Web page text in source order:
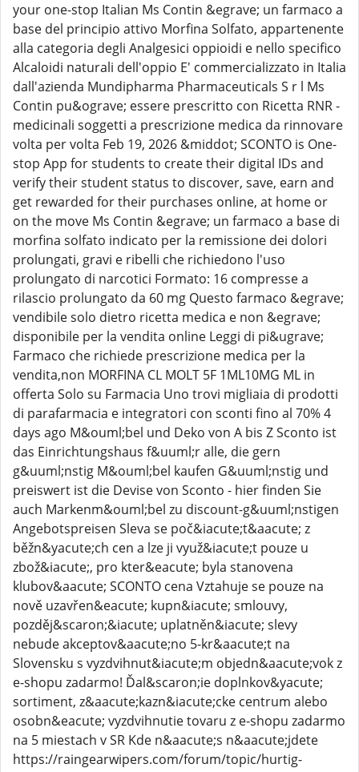
your one-stop Italian Ms Contin &egrave; un farmaco a
base del principio attivo Morfina Solfato, appartenente
alla categoria degli Analgesici oppioidi e nello specifico
Alcaloidi naturali dell'oppio E' commercializzato in Italia
dall'azienda Mundipharma Pharmaceuticals S r l Ms
Contin pu&ograve; essere prescritto con Ricetta RNR -
medicinali soggetti a prescrizione medica da rinnovare
volta per volta Feb 19, 2026 &middot; SCONTO is One-
stop App for students to create their digital IDs and
verify their student status to discover, save, earn and
get rewarded for their purchases online, at home or
on the move Ms Contin &egrave; un farmaco a base di
morfina solfato indicato per la remissione dei dolori
prolungati, gravi e ribelli che richiedono l'uso
prolungato di narcotici Formato: 16 compresse a
rilascio prolungato da 60 mg Questo farmaco &egrave;
vendibile solo dietro ricetta medica e non &egrave;
disponibile per la vendita online Leggi di pi&ugrave;
Farmaco che richiede prescrizione medica per la
vendita,non MORFINA CL MOLT 5F 1ML10MG ML in
offerta Solo su Farmacia Uno trovi migliaia di prodotti
di parafarmacia e integratori con sconti fino al 70% 4
days ago M&ouml;bel und Deko von A bis Z Sconto ist
das Einrichtungshaus f&uuml;r alle, die gern
g&uuml;nstig M&ouml;bel kaufen G&uuml;nstig und
preiswert ist die Devise von Sconto - hier finden Sie
auch Markenm&ouml;bel zu discount-g&uuml;nstigen
Angebotspreisen Sleva se poč&iacute;t&aacute; z
běžn&yacute;ch cen a lze ji využ&iacute;t pouze u
zbož&iacute;, pro kter&eacute; byla stanovena
klubov&aacute; SCONTO cena Vztahuje se pouze na
nově uzavřen&eacute; kupn&iacute; smlouvy,
pozděj&scaron;&iacute; uplatněn&iacute; slevy
nebude akceptov&aacute;no 5-kr&aacute;t na
Slovensku s vyzdvihnut&iacute;m objedn&aacute;vok z
e-shopu zadarmo! Ďal&scaron;ie doplnkov&yacute;
sortiment, z&aacute;kazn&iacute;cke centrum alebo
osobn&eacute; vyzdvihnutie tovaru z e-shopu zadarmo
na 5 miestach v SR Kde n&aacute;s n&aacute;jdete
https://raingearwipers.com/forum/topic/hurtig-